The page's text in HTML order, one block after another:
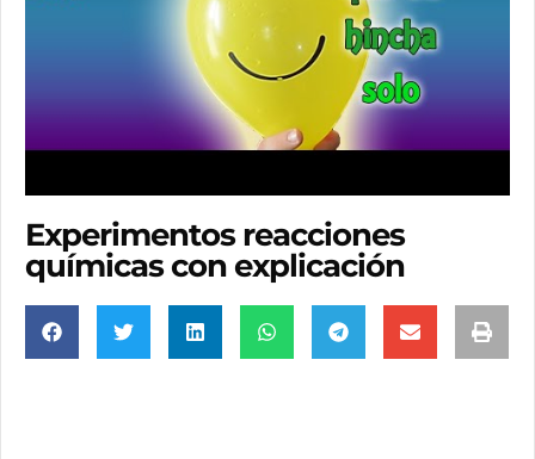
Experimentos reacciones
químicas con explicación